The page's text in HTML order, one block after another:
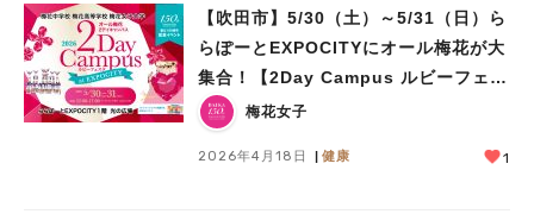
【吹田市】5/30（土）～5/31（日）ら
らぽーとEXPOCITYにオール梅花が大
集合！【2Day Campus ルビーフェス
タ】
梅花女子
2026年4月18日 健康 1